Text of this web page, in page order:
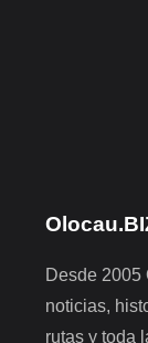
Desde 2005
noticias,
rutas y toda